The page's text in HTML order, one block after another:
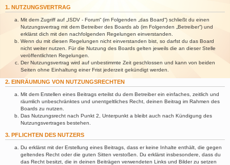
1. NUTZUNGSVERTRAG
Mit dem Zugriff auf „ISDV - Forum“ (im Folgenden „das Board“) schließt du einen
Nutzungsvertrag mit dem Betreiber des Boards ab (im Folgenden „Betreiber“) und
erklärst dich mit den nachfolgenden Regelungen einverstanden.
Wenn du mit diesen Regelungen nicht einverstanden bist, so darfst du das Board
nicht weiter nutzen. Für die Nutzung des Boards gelten jeweils die an dieser Stelle
veröffentlichten Regelungen.
Der Nutzungsvertrag wird auf unbestimmte Zeit geschlossen und kann von beiden
Seiten ohne Einhaltung einer Frist jederzeit gekündigt werden.
2. EINRÄUMUNG VON NUTZUNGSRECHTEN
Mit dem Erstellen eines Beitrags erteilst du dem Betreiber ein einfaches, zeitlich und
räumlich unbeschränktes und unentgeltliches Recht, deinen Beitrag im Rahmen des
Boards zu nutzen.
Das Nutzungsrecht nach Punkt 2, Unterpunkt a bleibt auch nach Kündigung des
Nutzungsvertrages bestehen.
3. PFLICHTEN DES NUTZERS
Du erklärst mit der Erstellung eines Beitrags, dass er keine Inhalte enthält, die gegen
geltendes Recht oder die guten Sitten verstoßen. Du erklärst insbesondere, dass du
das Recht besitzt, die in deinen Beiträgen verwendeten Links und Bilder zu setzen